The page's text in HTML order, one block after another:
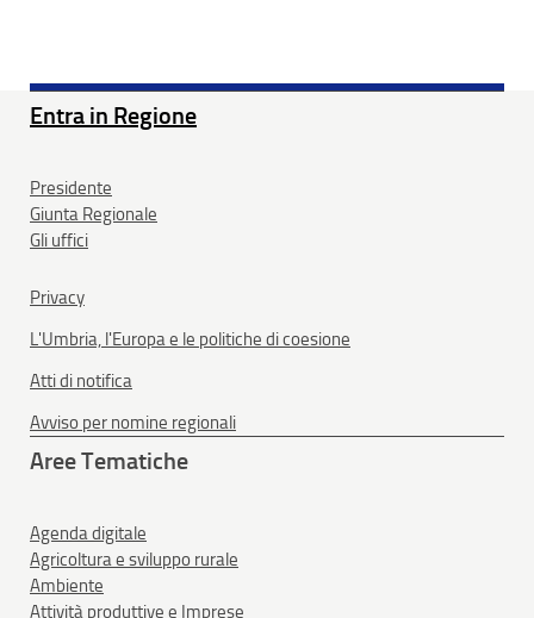
Entra in Regione
Presidente
Giunta Regionale
Gli uffici
Privacy
L'Umbria, l'Europa e le politiche di coesione
Atti di notifica
Avviso per nomine regionali
Aree Tematiche
Agenda digitale
Agricoltura e sviluppo rurale
Ambiente
Attività produttive e Imprese